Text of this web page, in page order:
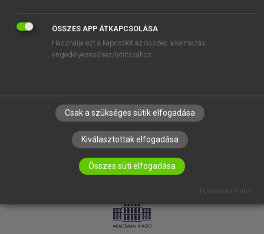
RÓLUNK
ELÉRHETŐSÉG
SÜTI BEÁLLÍTÁSOK
LICENCSZERZŐDÉS ADATVÉDELEM
ÖSSZES APP ÁTKAPCSOLÁSA
Használja ezt a kapcsolót az összes alkalmazás
engedélyezéséhez/letiltásához.
Csak a szükséges sütik elfogadása
Kiválasztottak elfogadása
Összes süti elfogadása
Powered by Klaro!